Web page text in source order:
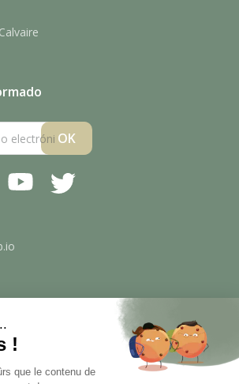
YouTube
!
que le contenu de